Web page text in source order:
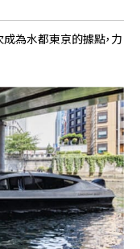
為水都東京的據點，力